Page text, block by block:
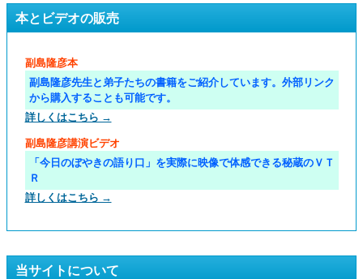
本とビデオの販売
副島隆彦本
副島隆彦先生と弟子たちの書籍をご紹介しています。外部リンク
から購入することも可能です。
詳しくはこちら →
副島隆彦講演ビデオ
「今日のぼやきの語り口」を実際に映像で体感できる秘蔵のＶＴ
Ｒ
詳しくはこちら →
当サイトについて